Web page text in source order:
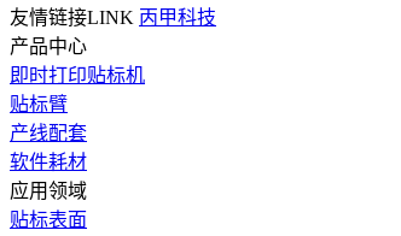
友情链接LINK 丙甲科技
产品中心
即时打印贴标机
贴标臂
产线配套
软件耗材
应用领域
贴标表面